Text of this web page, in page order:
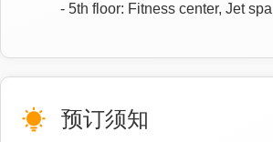
- 5th floor: Fitness center, Jet
预订须知